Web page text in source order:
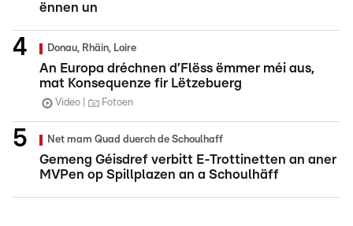
ënnen un
Donau, Rhäin, Loire
An Europa dréchnen d’Flëss ëmmer méi aus,
mat Konsequenze fir Lëtzebuerg
Video Fotoen
Net mam Quad duerch de Schoulhaff
Gemeng Géisdref verbitt E-Trottinetten an aner
MVPen op Spillplazen an a Schoulhäff